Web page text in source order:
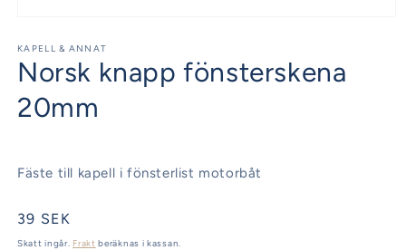
1
i
modalfönster
KAPELL & ANNAT
Norsk knapp fönsterskena
20mm
Fäste till kapell i fönsterlist motorbåt
Ordinarie
pris
39 SEK
Skatt ingår. Frakt beräknas i kassan.